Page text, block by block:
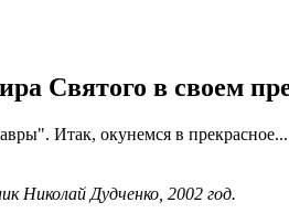
Святого в своем
Итак, окунемся в прекрасное...
Николай Дудченко, 2002 год.